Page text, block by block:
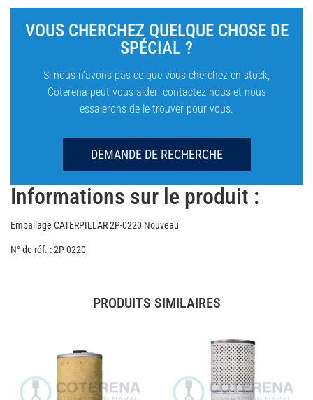
VOUS CHERCHEZ QUELQUE CHOSE DE
SPÉCIAL ?
Si nous n’avons pas ce que vous cherchez en stock,
Coterena peut vous aider: contactez-nous et nous
essaierons de le trouver pour vous.
DEMANDE DE RECHERCHE
Informations sur le produit :
Emballage CATERPILLAR 2P-0220 Nouveau
N° de réf. : 2P-0220
PRODUITS SIMILAIRES